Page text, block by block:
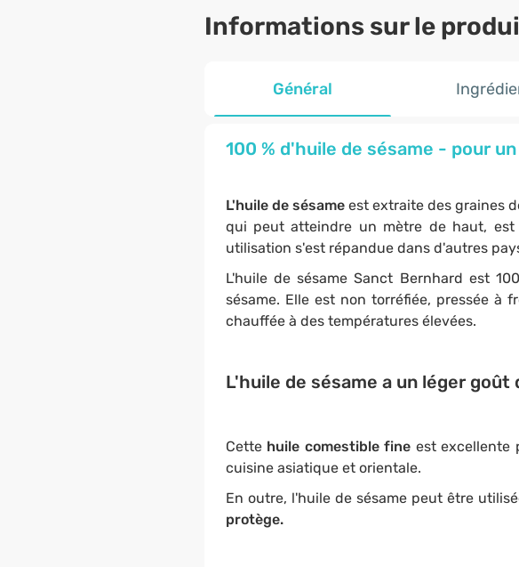
Informations sur le
Général
100 % d'huile de sésame - pour
L'huile de sésame est extraite des graines
qui peut atteindre un mètre de haut, est
utilisation s'est répandue dans d'autres
L'huile de sésame Sanct Bernhard est
sésame. Elle est non torréfiée, pressée
chauffée à des températures élevées.
L'huile de sésame a un léger
Cette huile comestible fine est excellente
cuisine asiatique et orientale.
En outre, l'huile de sésame peut être
protège.